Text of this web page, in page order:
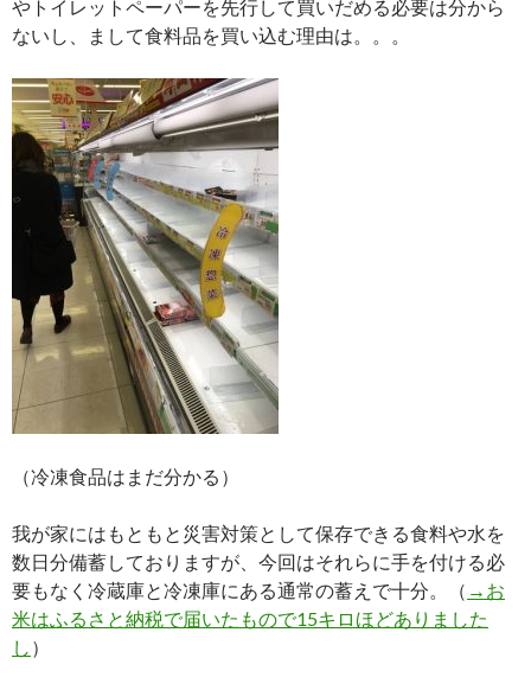
やトイレットペーパーを先行して買いだめる必要は分から
ないし、まして食料品を買い込む理由は。。。
（冷凍食品はまだ分かる）
我が家にはもともと災害対策として保存できる食料や水を
数日分備蓄しておりますが、今回はそれらに手を付ける必
要もなく冷蔵庫と冷凍庫にある通常の蓄えで十分。（ →お
米はふるさと納税で届いたもので15キロほどありました
し ）